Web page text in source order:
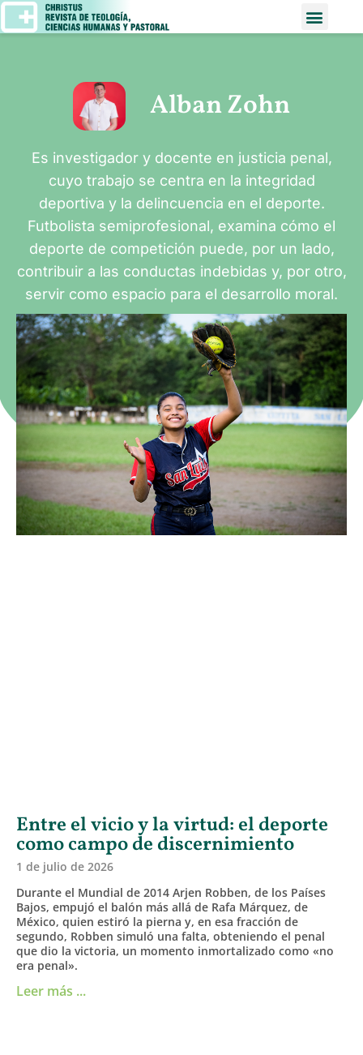
Alban Zohn
Es investigador y docente en justicia penal,
cuyo trabajo se centra en la integridad
deportiva y la delincuencia en el deporte.
Futbolista semiprofesional, examina cómo el
deporte de competición puede, por un lado,
contribuir a las conductas indebidas y, por otro,
servir como espacio para el desarrollo moral.
Entre el vicio y la virtud: el deporte
como campo de discernimiento
1 de julio de 2026
Durante el Mundial de 2014 Arjen Robben, de los Países
Bajos, empujó el balón más allá de Rafa Márquez, de
México, quien estiró la pierna y, en esa fracción de
segundo, Robben simuló una falta, obteniendo el penal
que dio la victoria, un momento inmortalizado como «no
era penal».
Leer más ...